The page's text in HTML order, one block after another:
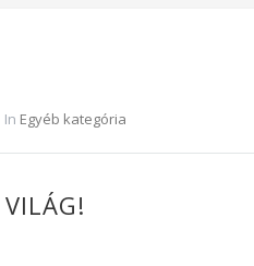
In Egyéb kategória